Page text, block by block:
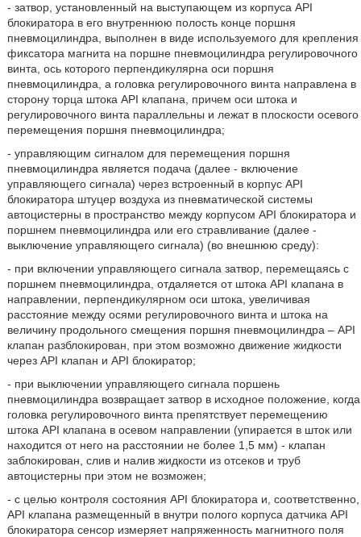
- затвор, установленный на выступающем из корпуса API
блокиратора в его внутреннюю полость конце поршня
пневмоцилиндра, выполнен в виде используемого для крепления
фиксатора магнита на поршне пневмоцилиндра регулировочного
винта, ось которого перпендикулярна оси поршня
пневмоцилиндра, а головка регулировочного винта направлена в
сторону торца штока API клапана, причем оси штока и
регулировочного винта параллельны и лежат в плоскости осевого
перемещения поршня пневмоцилиндра;
- управляющим сигналом для перемещения поршня
пневмоцилиндра является подача (далее - включение
управляющего сигнала) через встроенный в корпус API
блокиратора штуцер воздуха из пневматической системы
автоцистерны в пространство между корпусом API блокиратора и
поршнем пневмоцилиндра или его стравливание (далее -
выключение управляющего сигнала) (во внешнюю среду):
- при включении управляющего сигнала затвор, перемещаясь с
поршнем пневмоцилиндра, отдаляется от штока API клапана в
направлении, перпендикулярном оси штока, увеличивая
расстояние между осями регулировочного винта и штока на
величину продольного смещения поршня пневмоцилиндра – API
клапан разблокирован, при этом возможно движение жидкости
через API клапан и API блокиратор;
- при выключении управляющего сигнала поршень
пневмоцилиндра возвращает затвор в исходное положение, когда
головка регулировочного винта препятствует перемещению
штока API клапана в осевом направлении (упирается в шток или
находится от него на расстоянии не более 1,5 мм) - клапан
заблокирован, слив и налив жидкости из отсеков и труб
автоцистерны при этом не возможен;
- с целью контроля состояния API блокиратора и, соответственно,
API клапана размещенный в внутри полого корпуса датчика API
блокиратора сенсор измеряет напряженность магнитного поля